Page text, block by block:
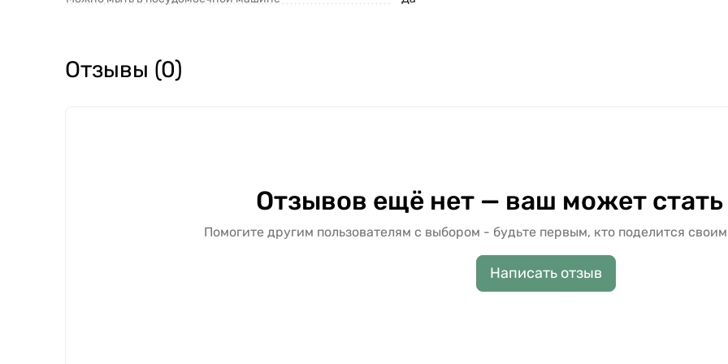
Отзывы (0)
Отзывов ещё нет — ваш может
Помогите другим пользователям с выбором - будьте первым, кто поделится
Написать отзыв